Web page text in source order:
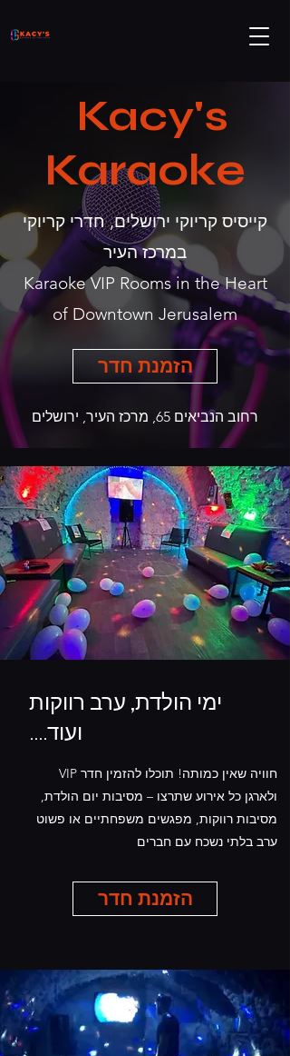
Kacy's
Karaoke
קייסיס קריוקי ירושלים, חדרי קריוקי
במרכז העיר
Karaoke VIP Rooms in the Heart
of Downtown Jerusalem
הזמנת חדר
רחוב הנביאים 65, מרכז העיר, ירושלים
ימי הולדת, ערב רווקות
ועוד....
חוויה שאין כמותה! תוכלו להזמין חדר VIP
ולארגן כל אירוע שתרצו – מסיבות יום הולדת,
מסיבות רווקות, מפגשים משפחתיים או פשוט
ערב בלתי נשכח עם חברים
הזמנת חדר